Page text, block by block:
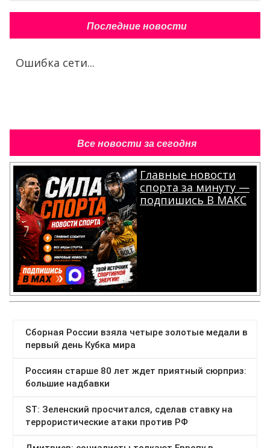
Последние новости
Ошибка сети...
Все новости за сегодня
Главные новости
спорта за минуту —
подпишись В МАКС
.